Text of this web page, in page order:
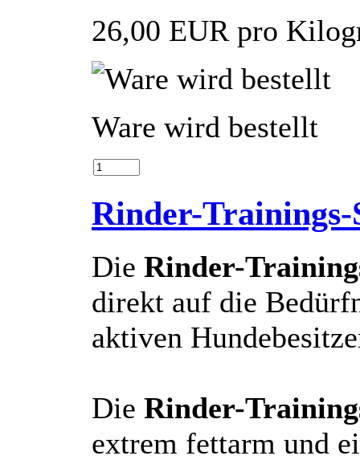
26,00 EUR pro
Ware wird bestellt
Rinder-Trainings-
Die Rinder-
direkt auf die
aktiven
Die Rinder-
extrem fettarm und